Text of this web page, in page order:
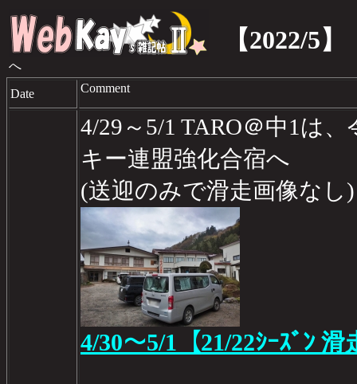
【2022/5】
へ
Date Comment
4/29～5/1 TARO＠中1は
キー連盟強化合宿へ
(送迎のみで滑走画像なし)
4/30～5/1【21/22ｼｰｽﾞﾝ